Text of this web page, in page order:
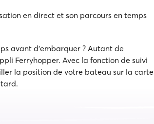
en direct et son parcours en temps
avant d'embarquer ? Autant de
Ferryhopper. Avec la fonction de suivi
la position de votre bateau sur la carte